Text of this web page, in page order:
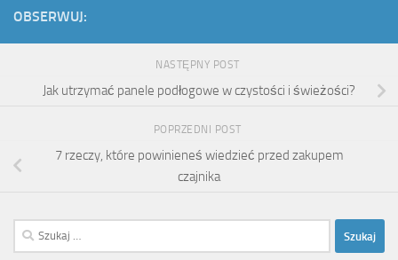
OBSERWUJ:
NASTĘPNY POST
Jak utrzymać panele podłogowe w czystości i świeżości?
POPRZEDNI POST
7 rzeczy, które powinieneś wiedzieć przed zakupem
czajnika
Szukaj: